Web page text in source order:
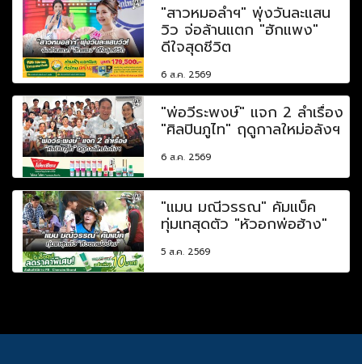
"สาวหมอลำฯ" พุ่งวันละแสน
วิว จ่อล้านแตก "ฮักแพง"
ดีใจสุดชีวิต
6 ส.ค. 2569
"พ่อวีระพงษ์" แจก 2 ลำเรื่อง
"ศิลปินภูไท" ฤดูกาลใหม่อลังฯ
6 ส.ค. 2569
"แมน มณีวรรณ" คัมแบ็ค
ทุ่มเทสุดตัว "หัวอกพ่อฮ้าง"
5 ส.ค. 2569